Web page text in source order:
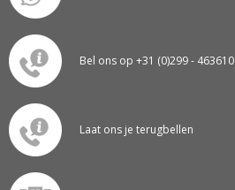
Bel ons op +31 (0)299 - 463610
Laat ons je terugbellen